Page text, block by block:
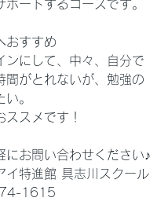
ポートするコースです。
おすすめ
ンにして、中々、自分で
間がとれないが、勉強の
。
ススメです！
にお問い合わせください♪
イ特進館 具志川スクール
1615